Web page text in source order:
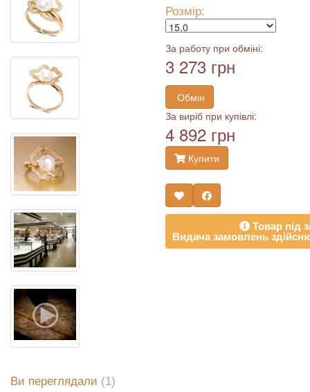
Розмір:
За работу при обміні:
3 273 грн
Обмін
За виріб при купівлі:
4 892 грн
Купити
Товар під
Видача замовлень
Ви переглядали (1)